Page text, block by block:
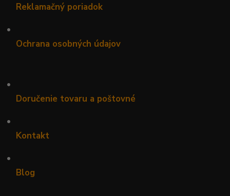
Reklamačný poriadok
•
Ochrana osobných údajov
•
Doručenie tovaru a poštovné
•
Kontakt
•
Blog